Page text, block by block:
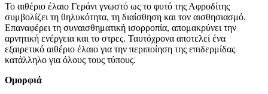
Το αιθέριο έλαιο Γεράνι γνωστό ως το φυτό της Αφροδίτης
συμβολίζει τη θηλυκότητα, τη διαίσθηση και τον αισθησιασμό.
Επαναφέρει τη συναισθηματική ισορροπία, απομακρύνει την
αρνητική ενέργεια και το στρες. Ταυτόχρονα αποτελεί ένα
εξαιρετικό αιθέριο έλαιο για την περιποίηση της επιδερμίδας
κατάλληλο για όλους τους τύπους.
Ομορφιά